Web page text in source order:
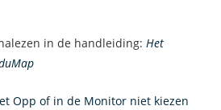
in de handleiding: Het
Opp of in de Monitor niet kiezen